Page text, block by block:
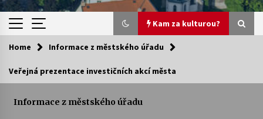
Kam za kulturou?
Kam za kulturou?
Sukuba Ensemble
Home Informace z městského úřadu
Veřejná prezentace investičních akcí města
Informace z městského úřadu